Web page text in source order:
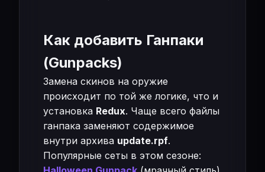
Как добавить Ганпаки
(Gunpacks)
Замена скинов на оружие
происходит по той же логике, что и
установка Redux. Чаще всего файлы
ганпака заменяют содержимое
внутри архива update.rpf.
Популярные сеты в этом сезоне: